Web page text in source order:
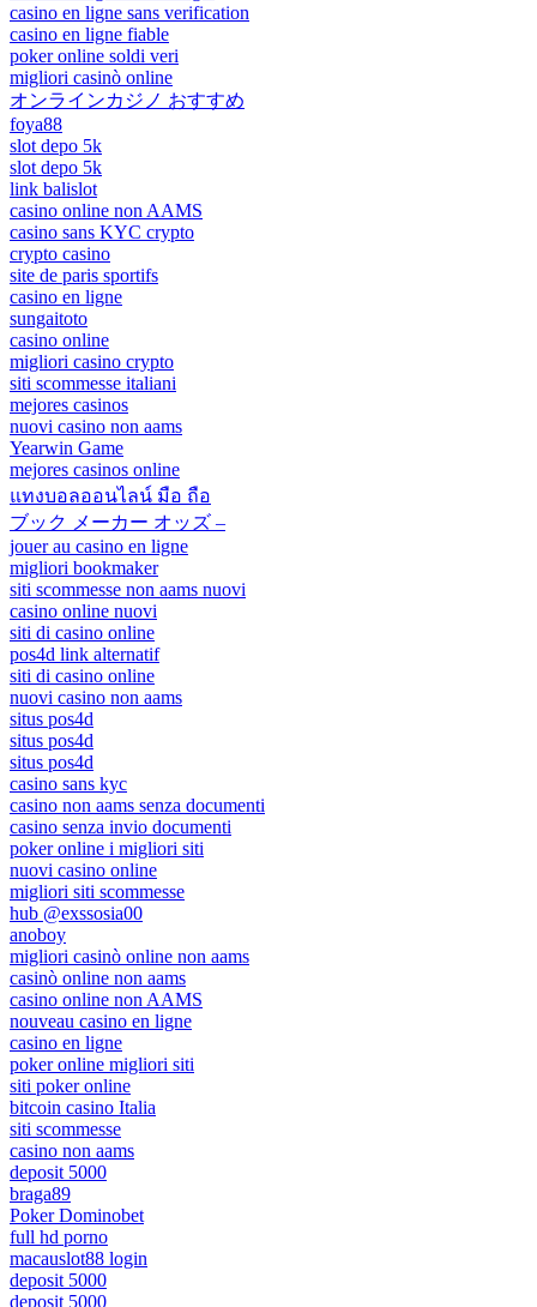
casino en ligne sans verification
casino en ligne fiable
poker online soldi veri
migliori casinò online
オンラインカジノ おすすめ
foya88
slot depo 5k
slot depo 5k
link balislot
casino online non AAMS
casino sans KYC crypto
crypto casino
site de paris sportifs
casino en ligne
sungaitoto
casino online
migliori casino crypto
siti scommesse italiani
mejores casinos
nuovi casino non aams
Yearwin Game
mejores casinos online
แทงบอลออนไลน์ มือ ถือ
ブック メーカー オッズ –
jouer au casino en ligne
migliori bookmaker
siti scommesse non aams nuovi
casino online nuovi
siti di casino online
pos4d link alternatif
siti di casino online
nuovi casino non aams
situs pos4d
situs pos4d
situs pos4d
casino sans kyc
casino non aams senza documenti
casino senza invio documenti
poker online i migliori siti
nuovi casino online
migliori siti scommesse
hub @exssosia00
anoboy
migliori casinò online non aams
casinò online non aams
casino online non AAMS
nouveau casino en ligne
casino en ligne
poker online migliori siti
siti poker online
bitcoin casino Italia
siti scommesse
casino non aams
deposit 5000
braga89
Poker Dominobet
full hd porno
macauslot88 login
deposit 5000
deposit 5000